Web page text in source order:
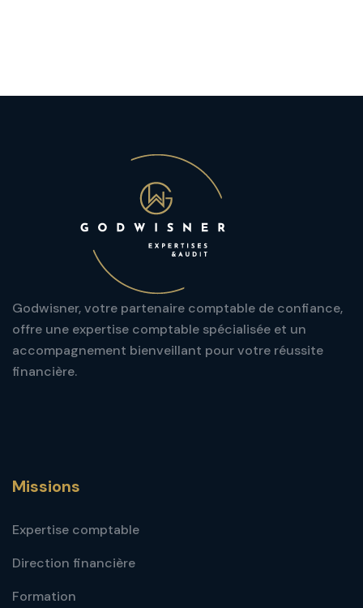
Godwisner, votre partenaire comptable de confiance,
offre une expertise comptable spécialisée et un
accompagnement bienveillant pour votre réussite
financière.
Missions
Expertise comptable
Direction financière
Formation